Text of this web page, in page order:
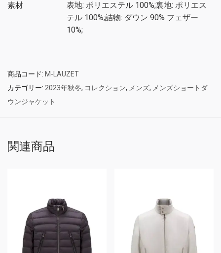
素材
表地: ポリエステル 100%;裏地: ポリエス
テル 100%;詰物: ダウン 90% フェザー
10%;
商品コード: M-LAUZET
カテゴリー: 2023年秋冬, コレクション, メンズ, メンズショートダ
ウンジャケット
関連商品